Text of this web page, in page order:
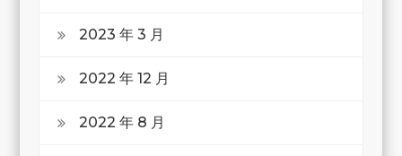
2023 年 3 月
2022 年 12 月
2022 年 8 月